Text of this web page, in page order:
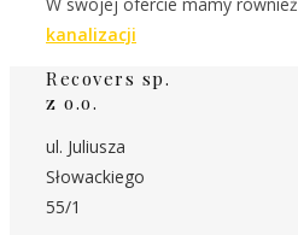
W swojej ofercie mamy również
kanalizacji
Recovers sp.
z o.o.
ul. Juliusza
Słowackiego
55/1